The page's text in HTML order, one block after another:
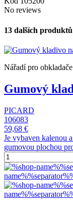
No reviews
13 dalších
Nářadí pro obkladače
Gumový
PICARD
106083
59,68 €
Je vybaven kalenou
gumovou plochou